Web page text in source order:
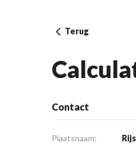
Terug
Contact
Plaatsnaam: